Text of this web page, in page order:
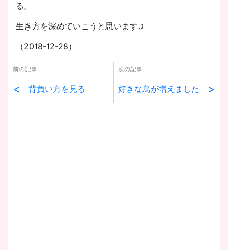
る。
生き方を深めていこうと思います♫
（2018-12-28）
前の記事
< 背負い方を見る
次の記事
好きな鳥が増えました >